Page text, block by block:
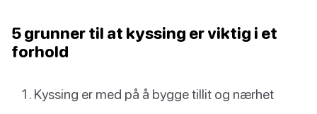
5 grunner til at kyssing er viktig i et
forhold
Kyssing er med på å bygge tillit og nærhet